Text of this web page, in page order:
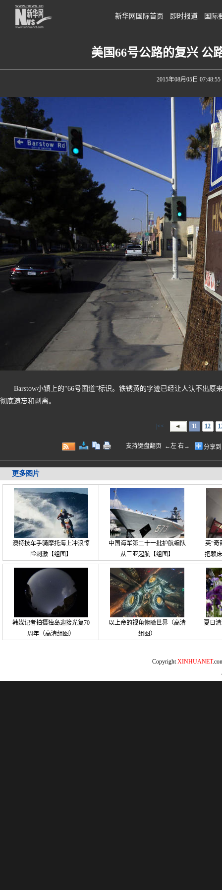
新华网国际首页 即时报道 国际
美国66号公路的复兴 公
2015年08月05日 07:48:55
Barstow小镇上的“66号国道”标识。铁锈黄的字迹已经让人认不出原
彻底遗忘和剥离。
|<< 11 12
支持键盘翻页 ←左 右→ 分享
更多图片
澳特技车手骑摩托海上冲浪惊
险刺激【组图】
中国海军第二十一批护航编队
从三亚起航【组图】
英“奇
把赖
韩媒记者拍摄独岛迎接光复70
周年（高清组图）
以上帝的视角俯瞰世界（高清
组图）
夏日
CopyrightXINHUANET